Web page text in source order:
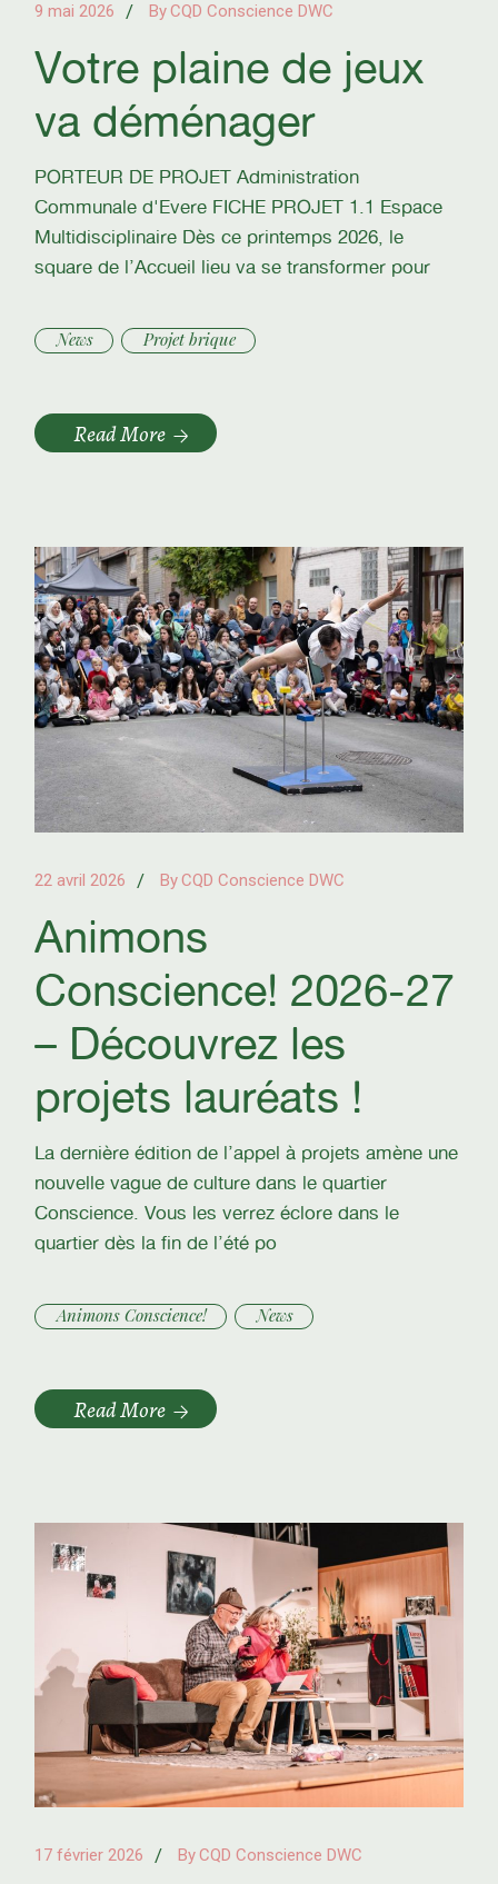
9 mai 2026 ByCQD Conscience DWC
Votre plaine de jeux
va déménager
PORTEUR DE PROJET Administration
Communale d'Evere FICHE PROJET 1.1 Espace
Multidisciplinaire Dès ce printemps 2026, le
square de l’Accueil lieu va se transformer pour
News Projet brique
Read More
22 avril 2026 ByCQD Conscience DWC
Animons
Conscience! 2026-27
– Découvrez les
projets lauréats !
La dernière édition de l’appel à projets amène une
nouvelle vague de culture dans le quartier
Conscience. Vous les verrez éclore dans le
quartier dès la fin de l’été po
Animons Conscience! News
Read More
17 février 2026 ByCQD Conscience DWC